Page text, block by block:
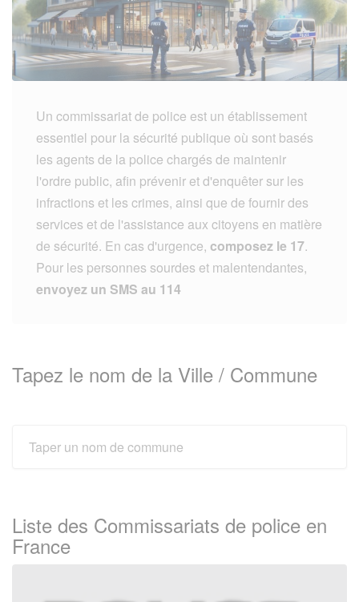
Un commissariat de police est un établissement
essentiel pour la sécurité publique où sont basés
les agents de la police chargés de maintenir
l'ordre public, afin prévenir et d'enquêter sur les
infractions et les crimes, ainsi que de fournir des
services et de l'assistance aux citoyens en matière
de sécurité. En cas d'urgence, composez le 17.
Pour les personnes sourdes et malentendantes,
envoyez un SMS au 114
Tapez le nom de la Ville / Commune
Liste des Commissariats de police en
France